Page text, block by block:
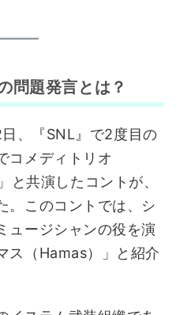
問題発言とは？
、『SNL』で2度目の
コメディトリオ
共演したコントが、
。このコントでは、シ
ュージシャンの役を演
ス（Hamas）」と紹介